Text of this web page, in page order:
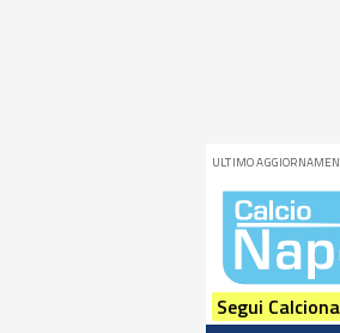
ULTIMO
Segui